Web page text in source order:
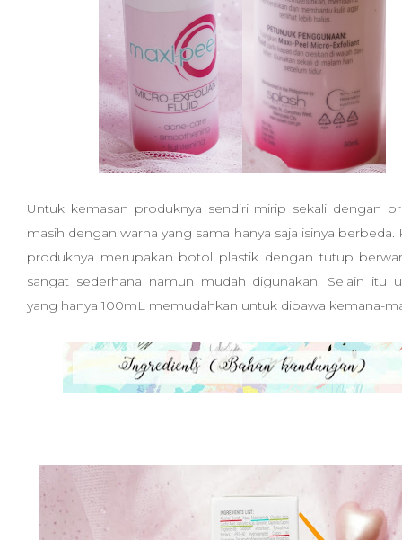
Untuk kemasan produknya sendiri mirip sekali dengan
masih dengan warna yang sama hanya saja isinya berbeda.
produknya merupakan botol plastik dengan tutup
sangat sederhana namun mudah digunakan. Selain itu
yang hanya 100mL memudahkan untuk dibawa kemana-